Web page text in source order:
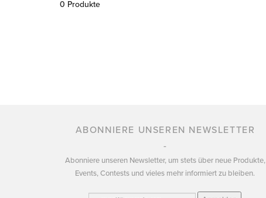
0 Produkte
ABONNIERE UNSEREN NEWSLETTER
Abonniere unseren Newsletter, um stets über neue Produkte,
Events, Contests und vieles mehr informiert zu bleiben.